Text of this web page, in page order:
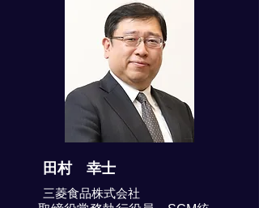
田村 幸士
三菱食品株式会社